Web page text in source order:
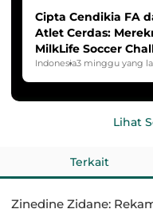
Cipta Cendikia FA
Atlet Cerdas:
MilkLife Soccer
HYDROPLUS Soccer
Indonesia3 minggu yang
Lihat
Terkait
Zinedine Zidane: